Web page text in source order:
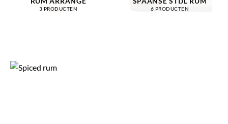
3 PRODUCTEN 6 PRODUCTEN